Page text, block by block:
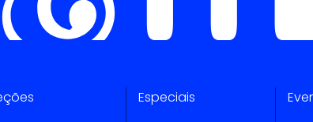
Especiais